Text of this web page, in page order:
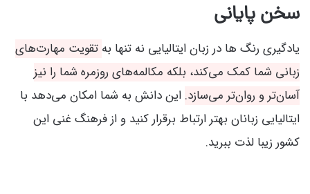
سخن پایانی
یادگیری رنگ‌ ها در زبان ایتالیایی نه تنها به تقویت مهارت‌های
زبانی شما کمک می‌کند، بلکه مکالمه‌های روزمره شما را نیز
آسان‌تر و روان‌تر می‌سازد. این دانش به شما امکان می‌دهد با
ایتالیایی‌ زبانان بهتر ارتباط برقرار کنید و از فرهنگ غنی این
کشور زیبا لذت ببرید.